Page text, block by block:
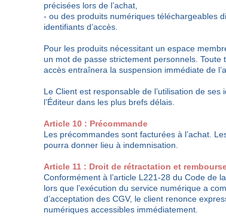
précisées lors de l’achat,
- ou des produits numériques téléchargeables
identifiants d’accès.
Pour les produits nécessitant un espace
un mot de passe strictement personnels.
accès entraînera la suspension immédiate de
Le Client est responsable de l’utilisation de
l’Éditeur dans les plus brefs délais.
Article 10 : Précommande
Les précommandes sont facturées à l’achat.
pourra donner lieu à indemnisation.
Article 11 : Droit de rétractation et
Conformément à l’article L221-28 du Code de
lors que l’exécution du service numérique a
d’acceptation des CGV, le client renonce
numériques accessibles immédiatement.